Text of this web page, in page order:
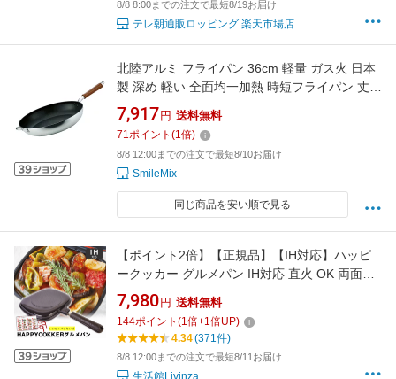
8/8 8:00までの注文で最短8/19お届け
テレ朝通販ロッピング 楽天市場店
北陸アルミ フライパン 36cm 軽量 ガス火 日本
製 深め 軽い 全面均一加熱 時短フライパン 丈夫
frying pan made 送料無料
7,917 円 送料無料
71ポイント (1倍)
8/8 12:00までの注文で最短8/10お届け
SmileMix
同じ商品を安い順で見る
【ポイント2倍】【正規品】【IH対応】ハッピ
ークッカー グルメパン IH対応 直火 OK 両面フ
ライパン 両面焼き フライパン グリルパン 魚焼
き器 魚焼き機 魚焼きグリル 蓋付き 魚焼きフラ
イパン ホットクッカーグルメパン ステーキ
7,980 円 送料無料
144ポイント (1倍+1倍UP)
4.34(371件)
8/8 12:00までの注文で最短8/11お届け